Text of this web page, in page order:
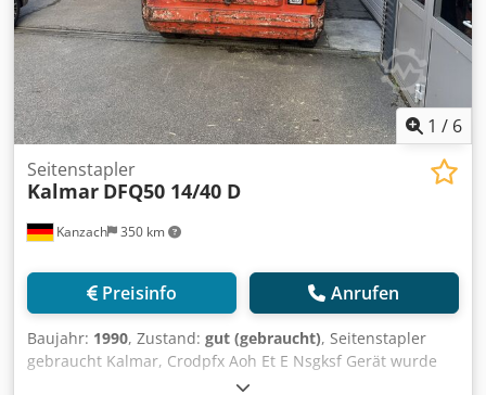
1 / 6
Kanzach 350 km
Seitenstapler
Kalmar DFQ50 14/40 D
Preisinfo Anrufen
Baujahr: 1990, Zustand: gut (gebraucht), Seitenstapler
gebraucht Kalmar, Crodpfx Aoh Et E Nsgksf Gerät wurde
gut gepflegt Rest siehe Bilder